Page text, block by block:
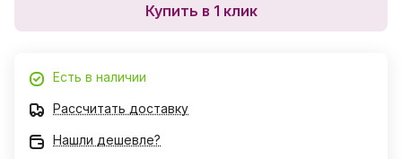
Купить в 1 клик
Есть в наличии
Рассчитать доставку
Нашли дешевле?